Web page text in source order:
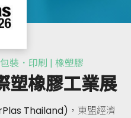
裝．印刷 | 橡塑膠
塑橡膠工業展
Thailand)，東盟經濟